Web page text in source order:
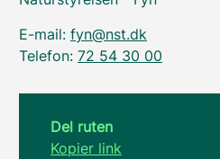
E-mail: fyn@nst.dk
Telefon: 72 54 30 00
Del ruten
Kopier link